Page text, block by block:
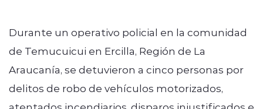
Durante un operativo policial en la comunidad
de Temucuicui en Ercilla, Región de La
Araucanía, se detuvieron a cinco personas por
delitos de robo de vehículos motorizados,
atentados incendiarios, disparos injustificados e